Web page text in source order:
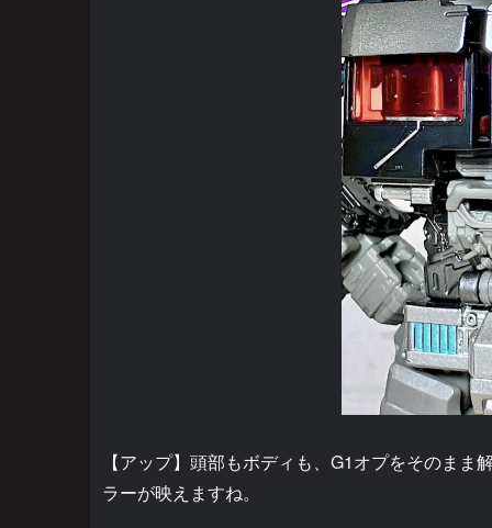
【アップ】頭部もボディも、G1オプをそのま
ラーが映えますね。